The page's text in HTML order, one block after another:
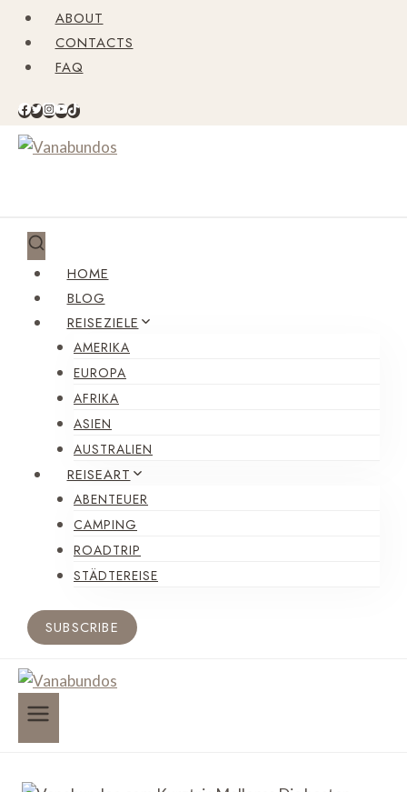
Zum
Inhalt
springen
ABOUT
CONTACTS
FAQ
HOME
BLOG
REISEZIELE
AMERIKA
EUROPA
AFRIKA
ASIEN
AUSTRALIEN
REISEART
ABENTEUER
CAMPING
ROADTRIP
STÄDTEREISE
SUBSCRIBE